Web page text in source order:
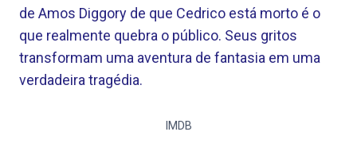
de Amos Diggory de que Cedrico está morto é o
que realmente quebra o público. Seus gritos
transformam uma aventura de fantasia em uma
verdadeira tragédia.
IMDB